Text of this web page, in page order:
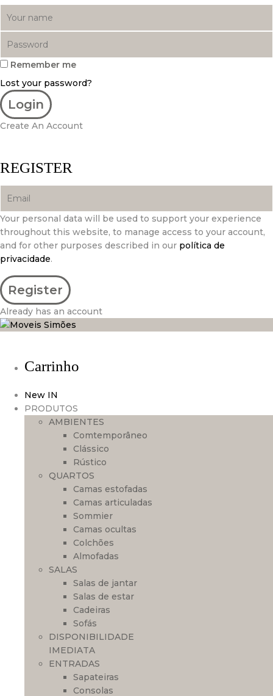
Remember me
Lost your password?
Create An Account
REGISTER
Your personal data will be used to support your experience
throughout this website, to manage access to your account,
and for other purposes described in our política de
privacidade.
Already has an account
Carrinho
New IN
PRODUTOS
AMBIENTES
Comtemporâneo
Clássico
Rústico
QUARTOS
Camas estofadas
Camas articuladas
Sommier
Camas ocultas
Colchões
Almofadas
SALAS
Salas de jantar
Salas de estar
Cadeiras
Sofás
DISPONIBILIDADE
IMEDIATA
ENTRADAS
Sapateiras
Consolas